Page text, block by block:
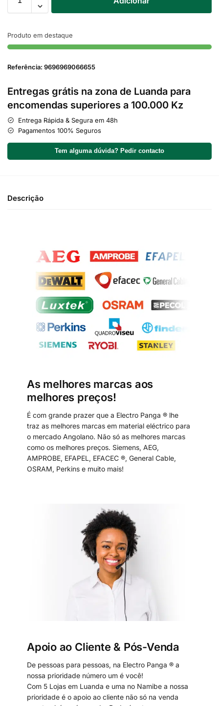
Produto em destaque
Referência: 9696969066655
Entregas grátis na zona de Luanda para
encomendas superiores a 100.000 Kz
Entrega Rápida & Segura em 48h
Pagamentos 100% Seguros
Tem alguma dúvida? Pedir contacto
Descrição
As melhores marcas aos
melhores preços!
É com grande prazer que a Electro Panga ® lhe
traz as melhores marcas em material eléctrico para
o mercado Angolano. Não só as melhores marcas
como os melhores preços. Siemens, AEG,
AMPROBE, EFAPEL, EFACEC ®, General Cable,
OSRAM, Perkins e muito mais!
Apoio ao Cliente & Pós-Venda
De pessoas para pessoas, na Electro Panga ® a
nossa prioridade número um é você!
Com 5 Lojas em Luanda e uma no Namibe a nossa
prioridade é o apoio ao cliente não só na venda